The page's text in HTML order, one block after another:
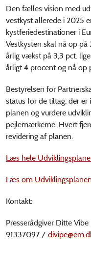
Den fælles vision med
vestkyst allerede i 2025
kystferiedestinationer i
Vestkysten skal nå op
årlig vækst på 3,3 pct.
årligt 4 procent og nå op
Bestyrelsen for
status for de tiltag, der
planen og vurdere
pejlemærkerne. Hvert
revidering af planen.
Læs hele
Læs om
Kontakt:
Presserådgiver Ditte
91337097 /